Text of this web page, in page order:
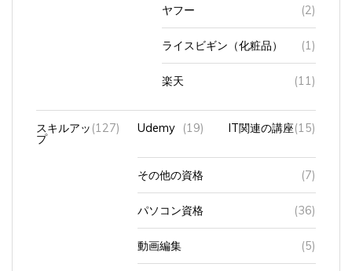
ライスビギン（化粧品） (1)
楽天 (11)
スキルアッ(127) Udemy (19) IT関連の講座(15)
その他の資格 (7)
パソコン資格 (36)
動画編集 (5)
英会話 (31)